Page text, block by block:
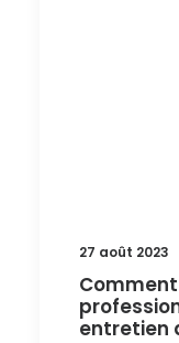
27 août 2023
entretien